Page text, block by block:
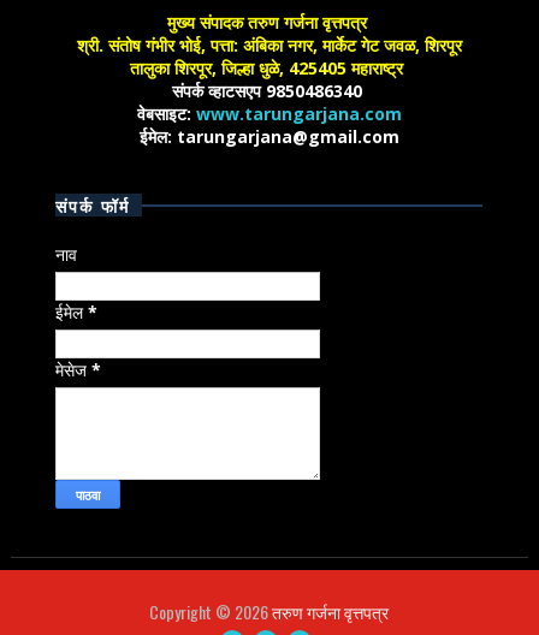
मुख्य संपादक तरुण गर्जना वृत्तपत्र
श्री. संतोष गंभीर भोई, पत्ता: अंबिका नगर, मार्केट गेट जवळ, शिरपूर
तालुका शिरपूर, जिल्हा धुळे, 425405 महाराष्ट्र
संपर्क व्हाटसएप 9850486340
वेबसाइट: www.tarungarjana.com
ईमेल: tarungarjana@gmail.com
संपर्क फॉर्म
नाव
ईमेल*
मेसेज*
Copyright © 2026तरुण गर्जना वृत्तपत्र